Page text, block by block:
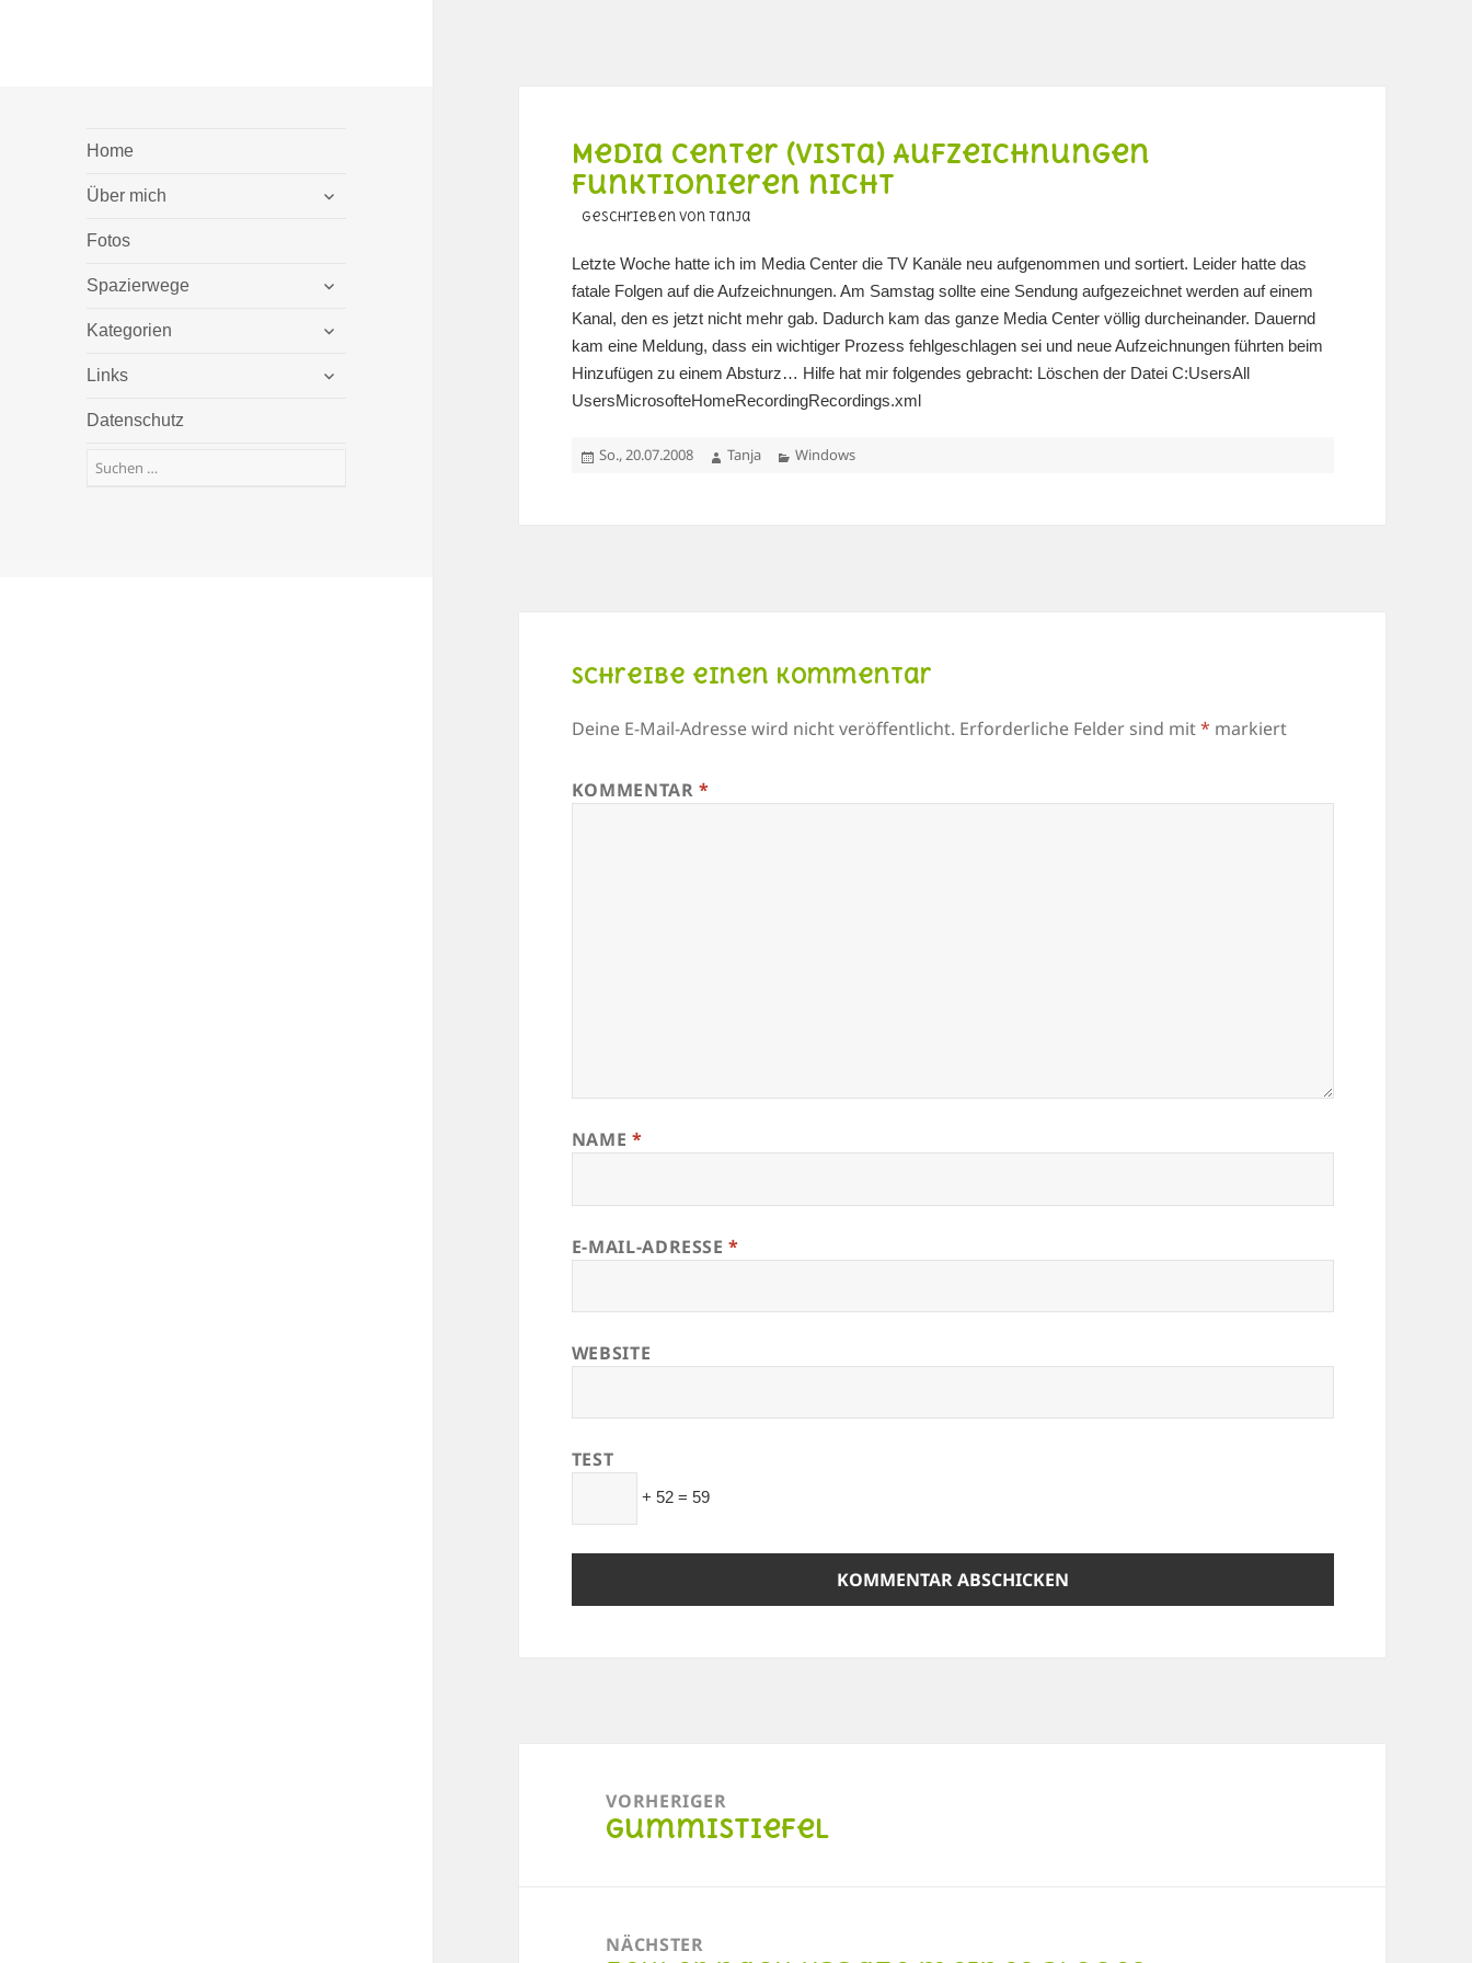
Home
Über mich
untermenü
Fotos
Spazierwege
untermenü
Kategorien
untermenü
Links
untermenü
Datenschutz
Suchen
Media Center (Vista) Aufzeichnungen
funktionieren nicht
geschrieben von Tanja
Letzte Woche hatte ich im Media Center die TV Kanäle neu aufgenommen und sortiert. Leider hatte das
fatale Folgen auf die Aufzeichnungen. Am Samstag sollte eine Sendung aufgezeichnet werden auf einem
Kanal, den es jetzt nicht mehr gab. Dadurch kam das ganze Media Center völlig durcheinander. Dauernd
kam eine Meldung, dass ein wichtiger Prozess fehlgeschlagen sei und neue Aufzeichnungen führten beim
Hinzufügen zu einem Absturz… Hilfe hat mir folgendes gebracht: Löschen der Datei C:UsersAll
UsersMicrosofteHomeRecordingRecordings.xml
Veröffentlicht
So., 20.07.2008 Autor
Tanja Kategorien
Windows
Schreibe einen Kommentar
Deine E-Mail-Adresse wird nicht veröffentlicht. Erforderliche Felder sind mit* markiert
KOMMENTAR*
NAME *
E-MAIL-ADRESSE*
WEBSITE
TEST
+ 52 = 59
VORHERIGER
Vorheriger
Gummistiefel
NÄCHSTER